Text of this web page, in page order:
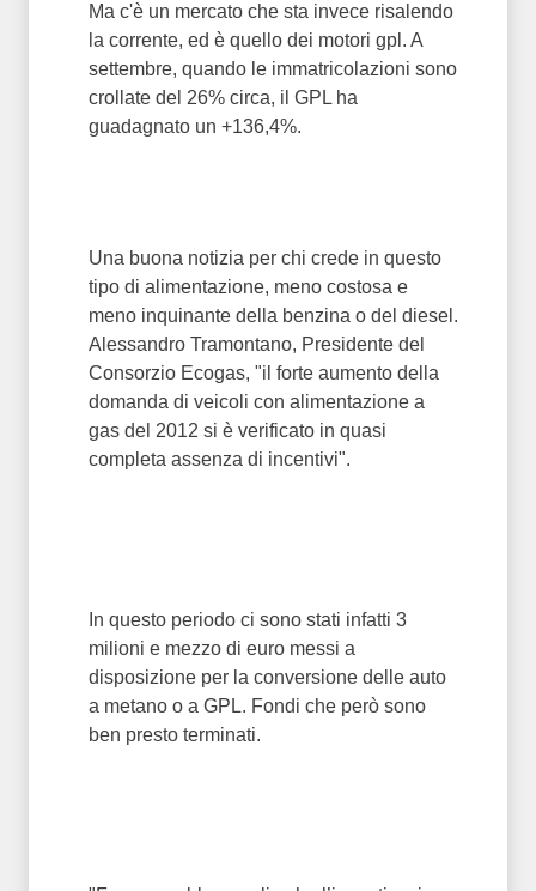
Ma c'è un mercato che sta invece risalendo
la corrente, ed è quello dei motori gpl. A
settembre, quando le immatricolazioni sono
crollate del 26% circa, il GPL ha
guadagnato un +136,4%.
Una buona notizia per chi crede in questo
tipo di alimentazione, meno costosa e
meno inquinante della benzina o del diesel.
Alessandro Tramontano, Presidente del
Consorzio Ecogas, "il forte aumento della
domanda di veicoli con alimentazione a
gas del 2012 si è verificato in quasi
completa assenza di incentivi".
In questo periodo ci sono stati infatti 3
milioni e mezzo di euro messi a
disposizione per la conversione delle auto
a metano o a GPL. Fondi che però sono
ben presto terminati.